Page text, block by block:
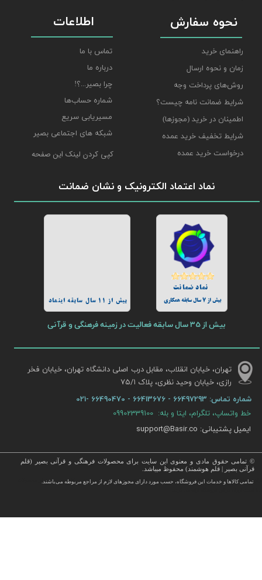
نحوه سفارش
راهنمای خرید
زمان و نحوه ارسال
روش‌های پرداخت وجه
شرایط ضمانت نامه چیست؟
اطمینان در خرید (مجوزها)
شرایط تخفیف خرید عمده
درخواست خرید عمده
© تمامی حقوق مادی و معنوی این سایت برای محصولات فرهنگی و قرآنی بصیر (قلم
قرآنی بصیر | قلم هوشمند) محفوظ میباشد.
تمامی كالاها و خدمات این فروشگاه، حسب مورد دارای مجوزهای لازم از مراجع مربوطه می‌باشند.
، انواع قلم قرآنی ، انواع کتاب نفیس و قرآن نفیس , قرآن عروس , کتب نفیس و معطر , کتاب چرمی و سایر محصولات
نماد اعتماد الکترونیک و نشان ضمانت
بیش از 11 سال سابقه اینماد
بیش از 35 سال سابقه فعالیت در زمینه فرهنگی و قرآنی
بیش از 7 سال سابقه همکاری
اطلاعات
تماس با ما
درباره ما
چرا بصیر...؟!
شماره حساب‌ها
مسیریابی سریع
شبکه های اجتماعی بصیر
تهران، خیابان انقلاب، مقابل درب اصلی دانشگاه تهران، خیابان فخر
رازی، خیابان وحید نظری، پلاک ۷۵/۱​​​​​​​
شماره تماس:
خط واتساپ، تلگرام، ایتا و بله: 09902339100
ایمیل پشتیبانی: support@Basir.co
کپی کردن لینک این صفحه